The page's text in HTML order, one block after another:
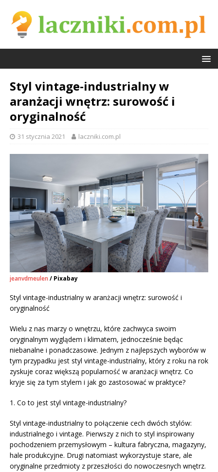
Styl vintage-industrialny w
aranżacji wnętrz: surowość i
oryginalność
31 stycznia 2021 laczniki.com.pl
jeanvdmeulen / Pixabay
Styl vintage-industrialny w aranżacji wnętrz: surowość i
oryginalność
Wielu z nas marzy o wnętrzu, które zachwyca swoim
oryginalnym wyglądem i klimatem, jednocześnie będąc
niebanalne i ponadczasowe. Jednym z najlepszych wyborów w
tym przypadku jest styl vintage-industrialny, który z roku na rok
zyskuje coraz większą popularność w aranżacji wnętrz. Co
kryje się za tym stylem i jak go zastosować w praktyce?
1. Co to jest styl vintage-industrialny?
Styl vintage-industrialny to połączenie cech dwóch stylów:
industrialnego i vintage. Pierwszy z nich to styl inspirowany
pochodzeniem przemysłowym – kultura fabryczna, magazyny,
hale produkcyjne. Drugi natomiast wykorzystuje stare, ale
oryginalne przedmioty z przeszłości do nowoczesnych wnętrz.